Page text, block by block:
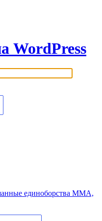
WordPress
единоборства MMA,